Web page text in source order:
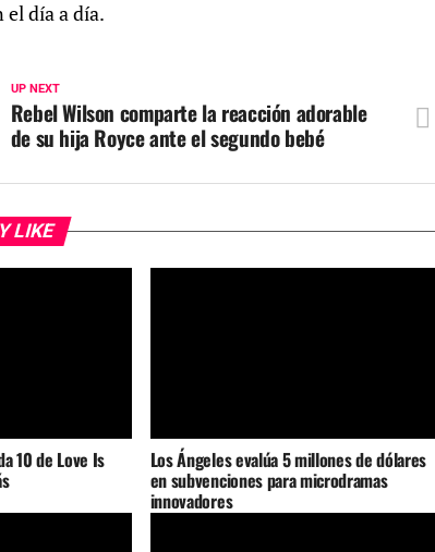
día a día.
UP NEXT
Rebel Wilson comparte la reacción adorable
de su hija Royce ante el segundo bebé
LIKE
10 de Love Is Los Ángeles evalúa 5 millones de dólares
en subvenciones para microdramas
innovadores